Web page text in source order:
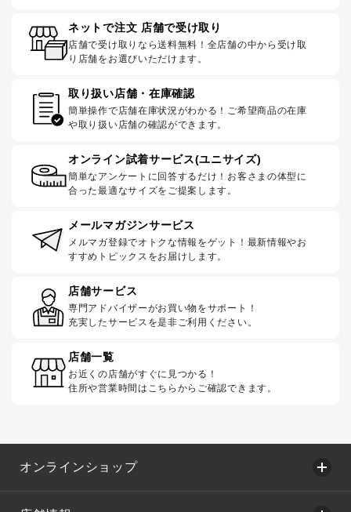
ネットで注文 店舗で受け取り
店舗で受け取りなら送料無料！全店舗の中から受け取
り店舗をお選びいただけます。
取り扱い店舗・在庫確認
簡単操作で店舗在庫状況がわかる！ご希望商品の在庫
や取り扱い店舗の確認ができます。
オンライン試着サービス(ユニサイズ)
簡単なアンケートに回答するだけ！お客さまの体型に
合った最適なサイズをご提案します。
メールマガジンサービス
メルマガ登録でオトクな情報をゲット！最新情報やお
すすめトピックスをお届けします。
店舗サービス
専門アドバイザーがお買い物をサポート！
充実したサービスを是非ご利用ください。
店舗一覧
お近くの店舗がすぐに見つかる！
住所や営業時間はこちらからご確認できます。
オンラインショップ